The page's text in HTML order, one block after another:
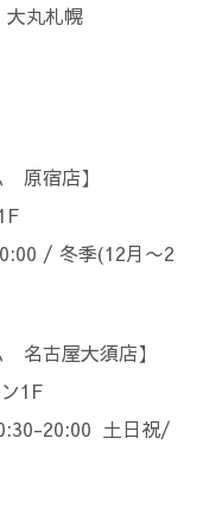
大丸札幌
原宿店】
/ 冬季(12月〜2
名古屋大須店】
1F
20:00 土日祝/